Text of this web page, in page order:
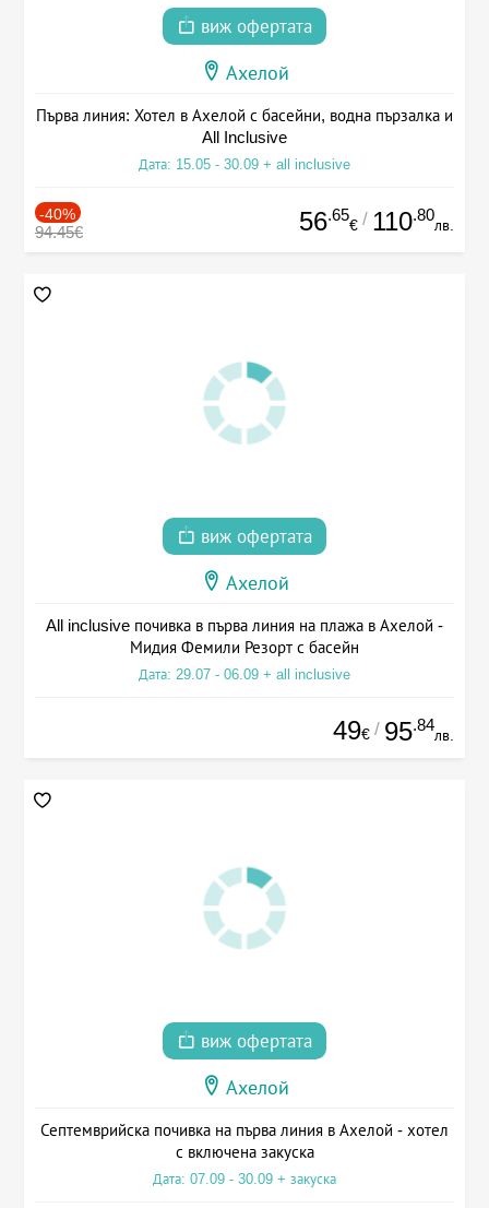
виж офертата
Ахелой
Първа линия: Хотел в Ахелой с басейни, водна пързалка и
All Inclusive
Дата: 15.05 - 30.09 + all inclusive
-40%
94.45€ 56.65
€ / 110.80
лв.
виж офертата
Ахелой
All inclusive почивка в първа линия на плажа в Ахелой -
Мидия Фемили Резорт с басейн
Дата: 29.07 - 06.09 + all inclusive
49€ / 95.84
лв.
виж офертата
Ахелой
Септемврийска почивка на първа линия в Ахелой - хотел
с включена закуска
Дата: 07.09 - 30.09 + закуска